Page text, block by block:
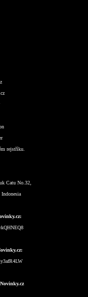
rejstříku.
Catu No.32,